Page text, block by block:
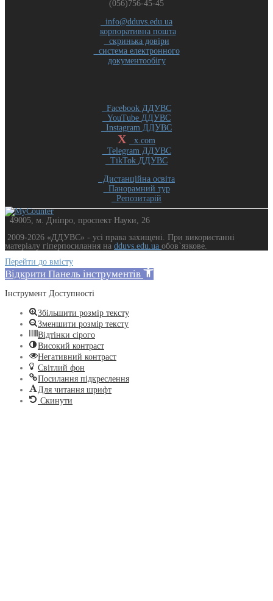
(056)756-45-45
info@dduvs.edu.ua
корпоративна пошта
скринька довіри
система електронного
документообігу
Facebook ДДУВС
YouTube ДДУВС
Instagram ДДУВС
X
x.com
Telegram ДДУВС
TikTok ДДУВС
Дистанційна освіта
Панорамний тур
Репозитарій
49005, м. Дніпро, проспект Науки, 26
2009-2026 «ДДУВС» - усi права захищенi. При використанні
матеріалу гіперпосилання на dduvs.edu.ua обов`язкове.
Перейти до вмісту
Відкрити Панель інструментів
Інструмент Доступності
Збільшити розмір тексту
Зменшити розмір тексту
Відтінки сірого
Високий контраст
Негативний контраст
Світлий фон
Посилання підкреслення
Для читання шрифт
Скинути